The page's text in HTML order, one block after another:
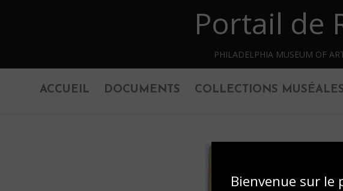
Portail de
PHILADELPHIA MUSEUM OF
ACCUEIL DOCUMENTS COLLECTIONS
Bienvenue sur le